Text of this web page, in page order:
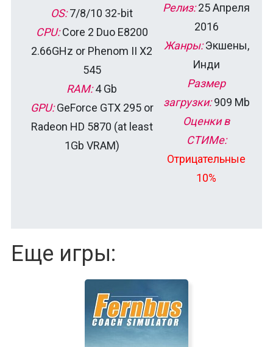
OS:7/8/10 32-bit
CPU:Core 2 Duo E8200
2.66GHz or Phenom II X2
545
RAM:4 Gb
GPU:GeForce GTX 295 or
Radeon HD 5870 (at least
1Gb VRAM)
Релиз:25 Апреля
2016
Жанры:Экшены,
Инди
Размер
загрузки:909 Mb
Оценки в
СТИМе:
Отрицательные
10%
Еще игры: